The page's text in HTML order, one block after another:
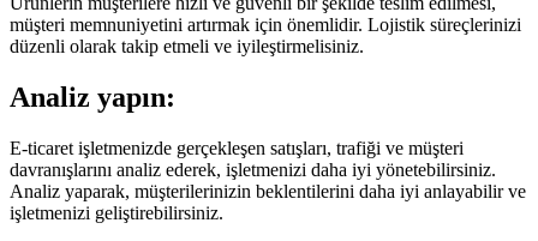
müşteri memnuniyetini artırmak için önemlidir. Lojistik süreçlerinizi
düzenli olarak takip etmeli ve iyileştirmelisiniz.
Analiz yapın:
E-ticaret işletmenizde gerçekleşen satışları, trafiği ve müşteri
davranışlarını analiz ederek, işletmenizi daha iyi yönetebilirsiniz.
Analiz yaparak, müşterilerinizin beklentilerini daha iyi anlayabilir ve
işletmenizi geliştirebilirsiniz.